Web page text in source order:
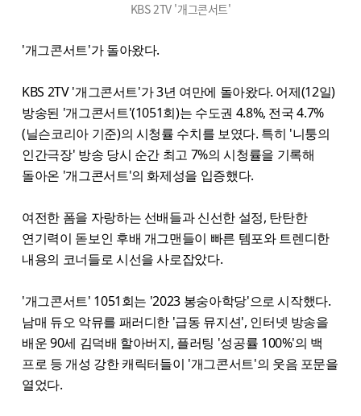
KBS 2TV '개그콘서트'
'개그콘서트'가 돌아왔다.
KBS 2TV '개그콘서트'가 3년 여만에 돌아왔다. 어제(12일)
방송된 '개그콘서트'(1051회)는 수도권 4.8%, 전국 4.7%
(닐슨코리아 기준)의 시청률 수치를 보였다. 특히 '니퉁의
인간극장' 방송 당시 순간 최고 7%의 시청률을 기록해
돌아온 '개그콘서트'의 화제성을 입증했다.
여전한 폼을 자랑하는 선배들과 신선한 설정, 탄탄한
연기력이 돋보인 후배 개그맨들이 빠른 템포와 트렌디한
내용의 코너들로 시선을 사로잡았다.
'개그콘서트' 1051회는 '2023 봉숭아학당'으로 시작했다.
남매 듀오 악뮤를 패러디한 '급동 뮤지션', 인터넷 방송을
배운 90세 김덕배 할아버지, 플러팅 '성공률 100%'의 백
프로 등 개성 강한 캐릭터들이 '개그콘서트'의 웃음 포문을
열었다.